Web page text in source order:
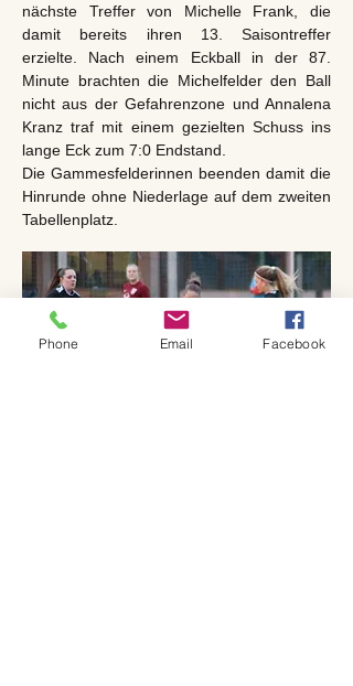
nächste Treffer von Michelle Frank, die
damit bereits ihren 13. Saisontreffer
erzielte. Nach einem Eckball in der 87.
Minute brachten die Michelfelder den Ball
nicht aus der Gefahrenzone und Annalena
Kranz traf mit einem gezielten Schuss ins
lange Eck zum 7:0 Endstand.
Die Gammesfelderinnen beenden damit die
Hinrunde ohne Niederlage auf dem zweiten
Tabellenplatz.
Phone Email Facebook